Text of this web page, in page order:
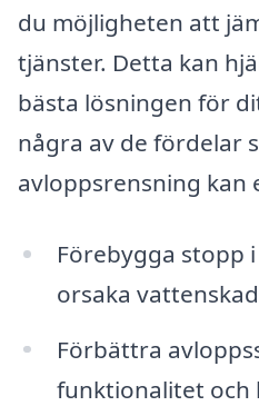
du möjligheten att
tjänster. Detta kan
bästa lösningen för
några av de fördelar
avloppsrensning kan
Förebygga stopp
orsaka
Förbättra
funktionalitet och